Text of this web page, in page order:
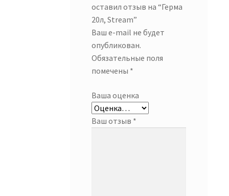
оставил отзыв на “Герма
20л, Stream”
Ваш e-mail не будет
опубликован.
Обязательные поля
помечены *
Ваша оценка
Ваш отзыв *